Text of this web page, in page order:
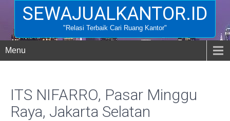
SEWAJUALKANTOR.ID
"Relasi Terbaik Cari Ruang Kantor"
Menu
ITS NIFARRO, Pasar Minggu
Raya, Jakarta Selatan